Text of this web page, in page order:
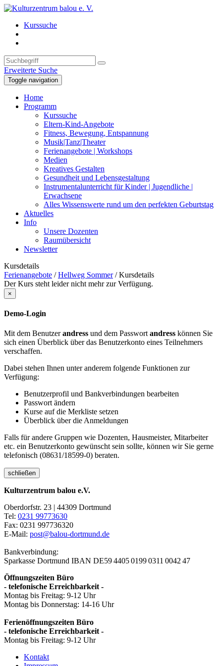
Kurssuche
Erweiterte Suche
Toggle navigation
Home
Programm
Kurssuche
Eltern-Kind-Angebote
Fitness, Bewegung, Entspannung
Musik|Tanz|Theater
Ferienangebote | Workshops
Medien
Kreatives Gestalten
Gesundheit und Lebensgestaltung
Instrumentalunterricht für Kinder | Jugendliche |
Erwachsene
Alles Wissenswerte rund um den perfekten Geburtstag
Aktuelles
Info
Unsere Dozenten
Raumübersicht
Newsletter
Kursdetails
Ferienangebote /Hellweg Sommer/Kursdetails
Der Kurs steht leider nicht mehr zur Verfügung.
×
Demo-Login
Mit dem Benutzerandress und dem Passwort andress können Sie
sich einen Überblick über das Benutzerkonto eines Teilnehmers
verschaffen.
Dabei stehen Ihnen unter anderem folgende Funktionen zur
Verfügung:
Benutzerprofil und Bankverbindungen bearbeiten
Passwort ändern
Kurse auf die Merkliste setzen
Überblick über die Anmeldungen
Falls für andere Gruppen wie Dozenten, Hausmeister, Mitarbeiter
etc. ein Benutzerkonto gewünscht sein sollte, können wir Sie gerne
telefonisch (08631/18599-0) beraten.
schließen
Kulturzentrum balou e.V.
Oberdorfstr. 23 | 44309 Dortmund
Tel: 0231 99773630
Fax: 0231 997736320
E-Mail: post@balou-dortmund.de
Bankverbindung:
Sparkasse Dortmund IBAN DE59 4405 0199 0311 0042 47
Öffnungszeiten Büro
- telefonische Erreichbarkeit -
Montag bis Freitag: 9-12 Uhr
Montag bis Donnerstag: 14-16 Uhr
Ferienöffnungszeiten Büro
- telefonische Erreichbarkeit -
Montag bis Freitag: 9-12 Uhr
Kontakt